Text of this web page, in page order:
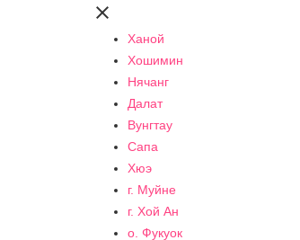

Ханой
Хошимин
Нячанг
Далат
Вунгтау
Сапа
Хюэ
г. Муйне
г. Хой Ан
о. Фукуок